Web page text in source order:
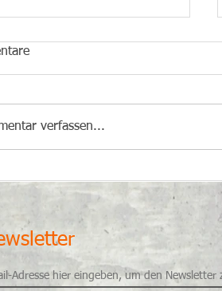
Bewusstseins?​
verfassen...
Adresse hier eingeben, um den Newsletter